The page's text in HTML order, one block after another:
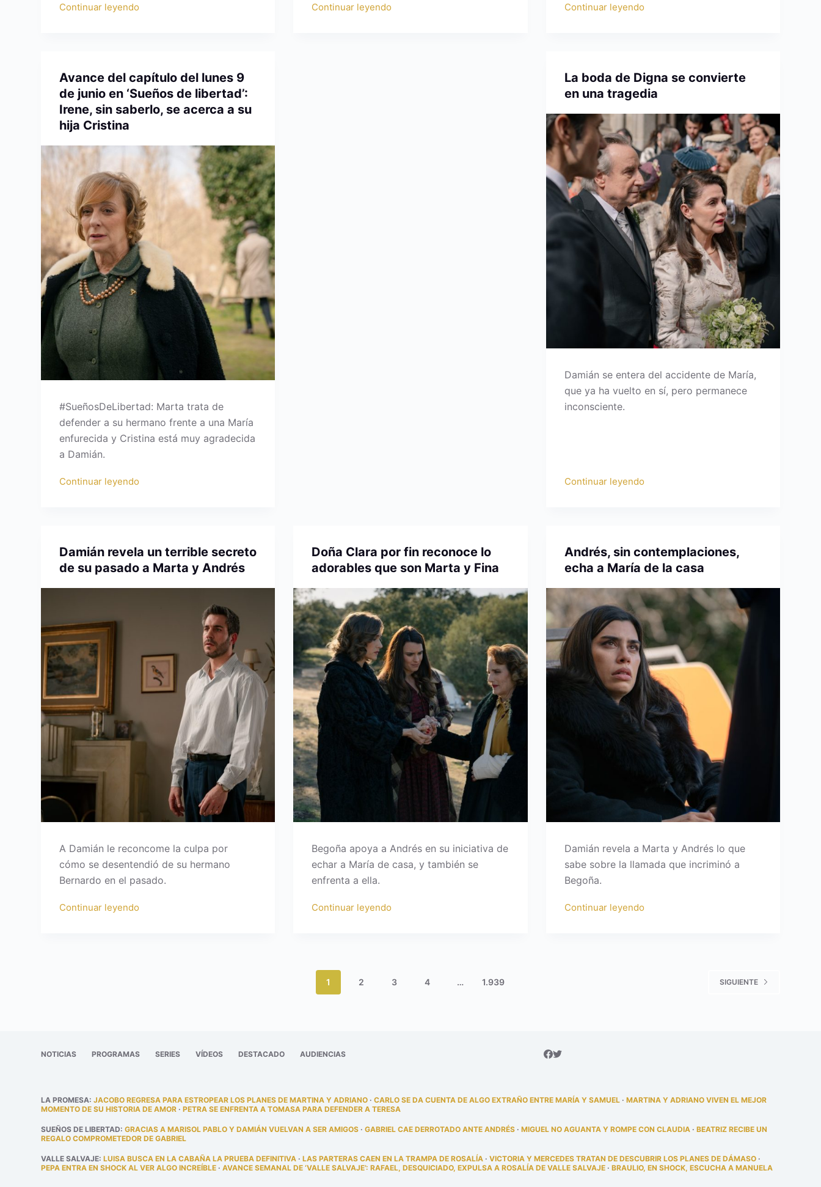
Continuar leyendo Continuar leyendo Continuar leyendo
Avance del capítulo del lunes 9
de junio en ‘Sueños de libertad’:
Irene, sin saberlo, se acerca a su
hija Cristina
#SueñosDeLibertad: Marta trata de
defender a su hermano frente a una María
enfurecida y Cristina está muy agradecida
a Damián.
Continuar leyendo
La boda de Digna se convierte
en una tragedia
Damián se entera del accidente de María,
que ya ha vuelto en sí, pero permanece
inconsciente.
Continuar leyendo
Damián revela un terrible secreto
de su pasado a Marta y Andrés
A Damián le reconcome la culpa por
cómo se desentendió de su hermano
Bernardo en el pasado.
Continuar leyendo
Doña Clara por fin reconoce lo
adorables que son Marta y Fina
Begoña apoya a Andrés en su iniciativa de
echar a María de casa, y también se
enfrenta a ella.
Continuar leyendo
Andrés, sin contemplaciones,
echa a María de la casa
Damián revela a Marta y Andrés lo que
sabe sobre la llamada que incriminó a
Begoña.
Continuar leyendo
1 2 3 4 … 1.939 SIGUIENTE
NOTICIAS PROGRAMAS SERIES VÍDEOS DESTACADO AUDIENCIAS
LA PROMESA:JACOBO REGRESA PARA ESTROPEAR LOS PLANES DE MARTINA Y ADRIANO ·CARLO SE DA CUENTA DE ALGO EXTRAÑO ENTRE MARÍA Y SAMUEL ·MARTINA Y ADRIANO VIVEN EL MEJOR
MOMENTO DE SU HISTORIA DE AMOR ·PETRA SE ENFRENTA A TOMASA PARA DEFENDER A TERESA
SUEÑOS DE LIBERTAD:GRACIAS A MARISOL PABLO Y DAMIÁN VUELVAN A SER AMIGOS ·GABRIEL CAE DERROTADO ANTE ANDRÉS ·MIGUEL NO AGUANTA Y ROMPE CON CLAUDIA ·BEATRIZ RECIBE UN
REGALO COMPROMETEDOR DE GABRIEL
VALLE SALVAJE:LUISA BUSCA EN LA CABAÑA LA PRUEBA DEFINITIVA ·LAS PARTERAS CAEN EN LA TRAMPA DE ROSALÍA ·VICTORIA Y MERCEDES TRATAN DE DESCUBRIR LOS PLANES DE DÁMASO ·
PEPA ENTRA EN SHOCK AL VER ALGO INCREÍBLE ·AVANCE SEMANAL DE ‘VALLE SALVAJE’: RAFAEL, DESQUICIADO, EXPULSA A ROSALÍA DE VALLE SALVAJE ·BRAULIO, EN SHOCK, ESCUCHA A MANUELA